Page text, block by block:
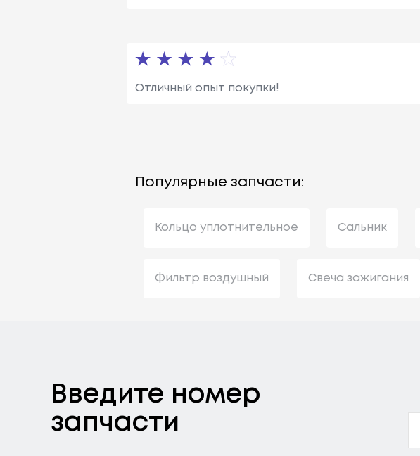
Отличный опыт покупки!
Популярные запчасти:
Кольцо уплотнительное Сальник
Фильтр воздушный Свеча зажигания
Введите номер
запчасти